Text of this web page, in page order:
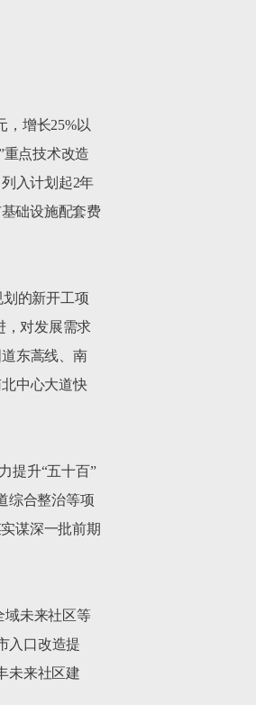
，增长25%以
重点技术改造
入计划起2年
础设施配套费
划的新开工项
，对发展需求
东蒿线、南
中心大道快
提升“五十百”
综合整治等项
谋深一批前期
域未来社区等
入口改造提
未来社区建